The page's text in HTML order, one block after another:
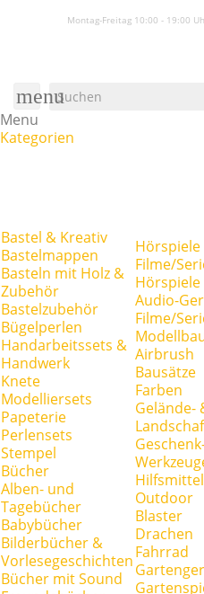
Montag-Freitag 10:00 - 19:00
menu
Menu
Kategorien
Bastel & Kreativ
Bastelmappen
Basteln mit Holz &
Zubehör
Bastelzubehör
Bügelperlen
Handarbeitssets &
Handwerk
Knete
Modelliersets
Papeterie
Perlensets
Stempel
Bücher
Alben- und
Tagebücher
Babybücher
Bilderbücher &
Vorlesegeschichten
Bücher mit Sound
Filme/
Hörspiele
Audio-
Filme/
Airbrush
Bausätze
Farben
Gelände-
Hilfsmittel
Outdoor
Blaster
Drachen
Fahrrad